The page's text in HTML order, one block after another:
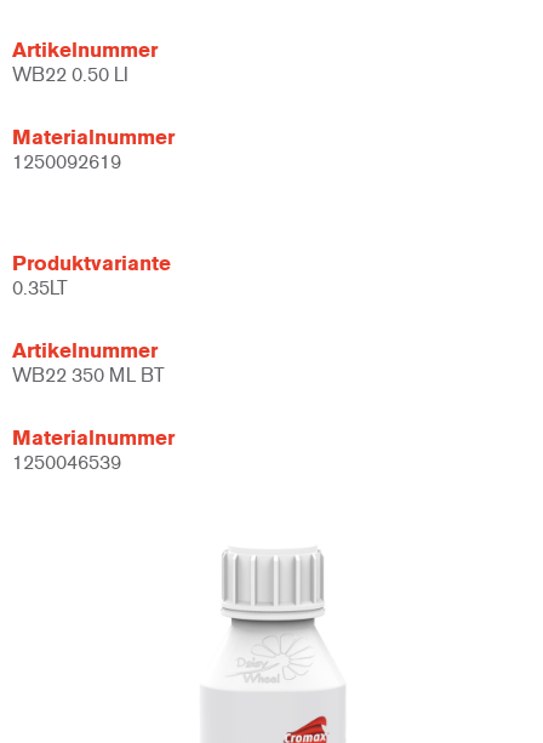
Artikelnummer
WB22 0.50 LI
Materialnummer
1250092619
Produktvariante
0.35LT
Artikelnummer
WB22 350 ML BT
Materialnummer
1250046539